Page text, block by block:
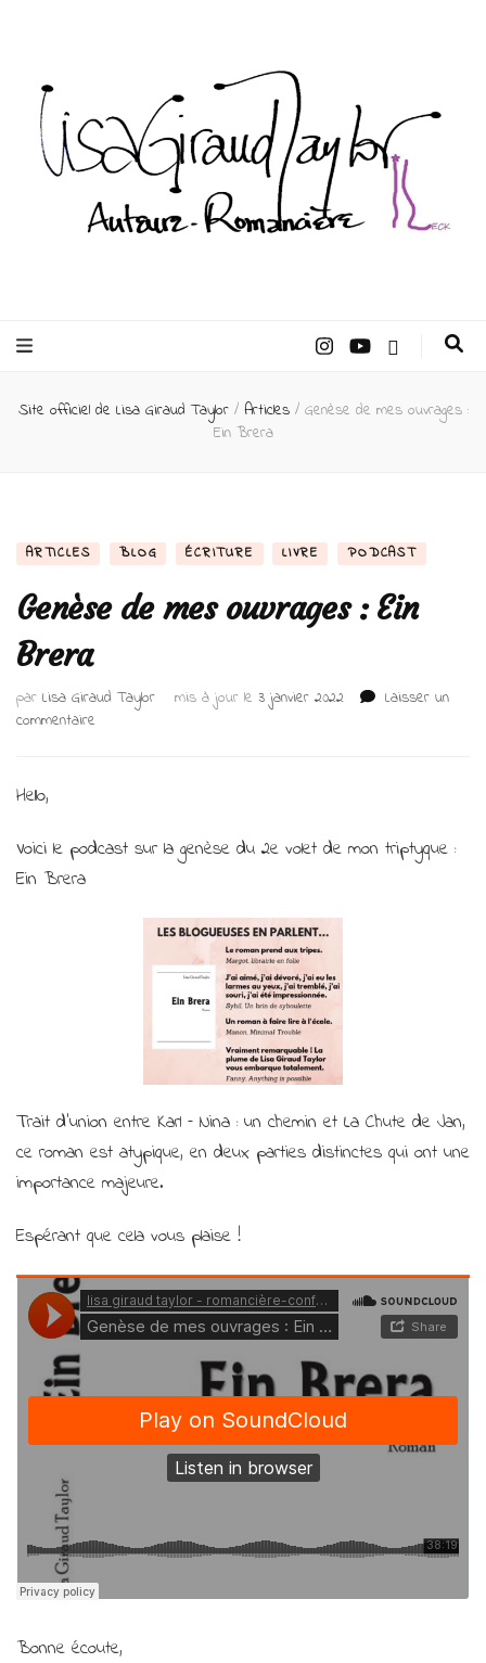
Taylor –
Auteur
Site officiel de Lisa Giraud Taylor / Articles / Genèse de mes ouvrages :
Ein Brera
ARTICLES BLOG ÉCRITURE LIVRE PODCAST
Genèse de mes ouvrages : Ein
Brera
par Lisa Giraud Taylor mis à jour le 3 janvier 2022
Laisser un
commentaire
Ein
Hello,
Voici le podcast sur la genèse du 2e volet de mon triptyque :
Ein Brera
Trait d’union entre Karl – Nina : un chemin et La Chute de Jan,
ce roman est atypique, en deux parties distinctes qui ont une
importance majeure.
Espérant que cela vous plaise !
Bonne écoute,